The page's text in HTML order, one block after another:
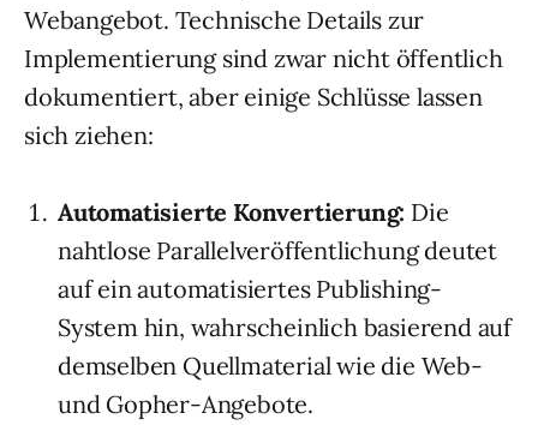
Webangebot. Technische Details zur
Implementierung sind zwar nicht öffentlich
dokumentiert, aber einige Schlüsse lassen
sich ziehen:
Automatisierte Konvertierung: Die
nahtlose Parallelveröffentlichung deutet
auf ein automatisiertes Publishing-
System hin, wahrscheinlich basierend auf
demselben Quellmaterial wie die Web-
und Gopher-Angebote.